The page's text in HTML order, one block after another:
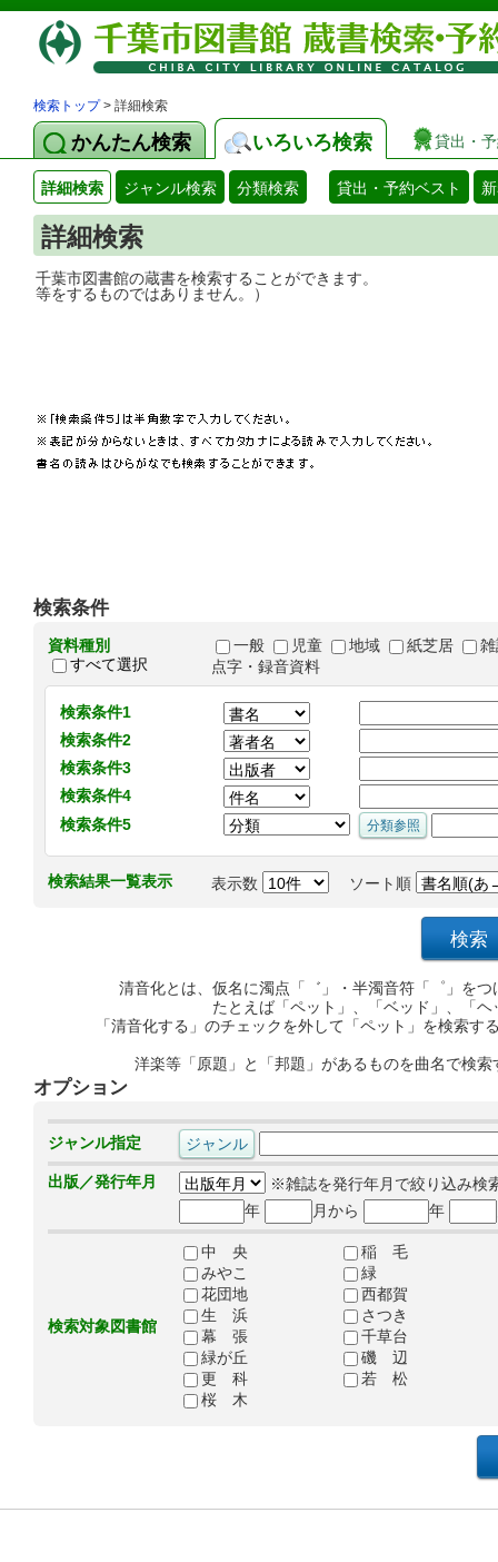
検索トップ> 詳細検索
かんたん検索 いろいろ検索 貸出・
詳細検索 ジャンル検索 分類検索 貸出・予約ベスト
詳細検索
千葉市図書館の蔵書を検索することがで
等をするものではありません。）
検索条件
資料種別
すべて選択
一般 児童 地域 紙芝居
点字・録音資料
検索条件1
検索条件2
検索条件3
検索条件4
検索条件5
検索結果一覧表示 表示数 ソート順
清音化とは、仮名に濁点「゛」・半濁音符「゜」を
たとえば「ペット」、「ベッド」、「
「清音化する」のチェックを外して「ペット」を検索
洋楽等「原題」と「邦題」があるものを曲名で検
オプション
ジャンル指定
出版／発行年月
※雑誌を発行年月で絞り込み検
年
月から 年
検索対象図書館
中 央
稲 毛
みやこ
緑
花団地
西都賀
生 浜
さつき
幕 張
千草台
緑が丘
磯 辺
更 科
若 松
桜 木